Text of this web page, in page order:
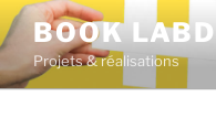
BOOK
Projets & réalisations